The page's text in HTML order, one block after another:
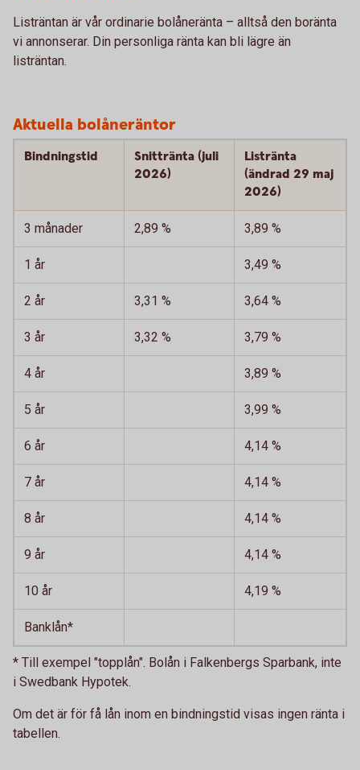
Listräntan är vår ordinarie bolåneränta – alltså den boränta
vi annonserar. Din personliga ränta kan bli lägre än
listräntan.
Aktuella bolåneräntor
Bindningstid
Snittränta (juli
2026)
Listränta
(ändrad 29 maj
2026)
3 månader 2,89 % 3,89 %
1 år 3,49 %
2 år 3,31 % 3,64 %
3 år 3,32 % 3,79 %
4 år 3,89 %
5 år 3,99 %
6 år 4,14 %
7 år 4,14 %
8 år 4,14 %
9 år 4,14 %
10 år 4,19 %
Banklån*
* Till exempel "topplån". Bolån i Falkenbergs Sparbank, inte
i Swedbank Hypotek.
Om det är för få lån inom en bindningstid visas ingen ränta i
tabellen.